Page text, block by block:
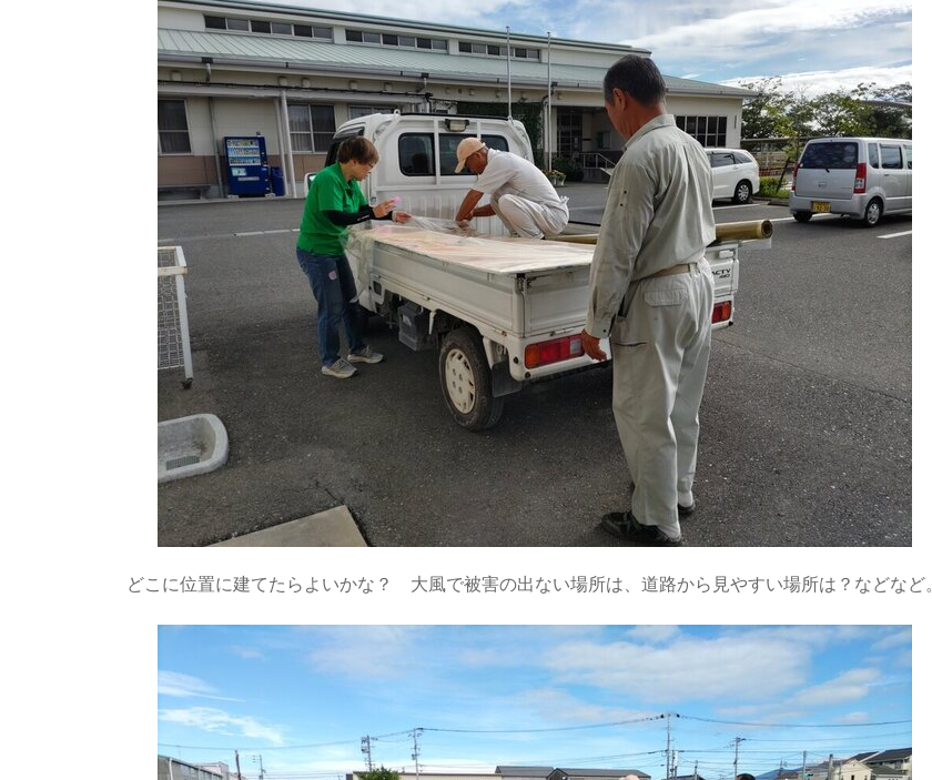
どこに位置に建てたらよいかな？ 大風で被害の出ない場所は、道路から見やすい場所は？などなど。